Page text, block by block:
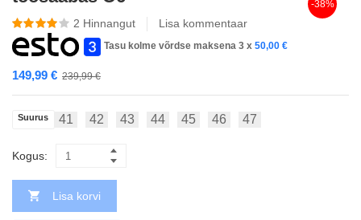
2 Hinnangut Lisa kommentaar
Tasu kolme võrdse maksena 3 x 50,00 €
239,99€
149,99 €
-38%
Suurus 41 42 43 44 45 46 47
Kogus:
Lisa korvi